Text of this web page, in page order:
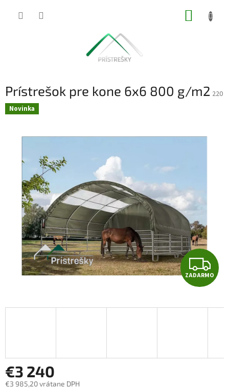
Prístrešok pre kone 6x6 800 g/m2 220
Novinka
Z
A
D
ZADARMO
€3 240
€3 985,20 vrátane DPH